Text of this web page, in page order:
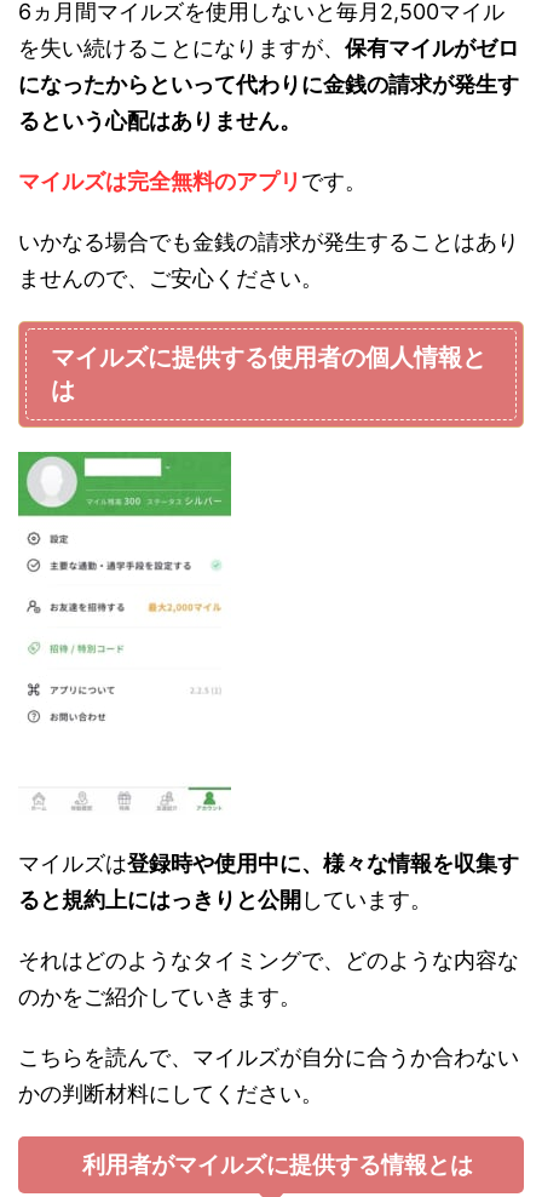
6ヵ月間マイルズを使用しないと毎月2,500マイル
を失い続けることになりますが、 保有マイルがゼロ
になったからといって代わりに金銭の請求が発生す
るという心配はありません。
マイルズは完全無料のアプリ です。
いかなる場合でも金銭の請求が発生することはあり
ませんので、ご安心ください。
マイルズに提供する使用者の個人情報と
は
マイルズは登録時や使用中に、様々な情報を収集す
ると規約上にはっきりと公開 しています。
それはどのようなタイミングで、どのような内容な
のかをご紹介していきます。
こちらを読んで、マイルズが自分に合うか合わない
かの判断材料にしてください。
利用者がマイルズに提供する情報とは